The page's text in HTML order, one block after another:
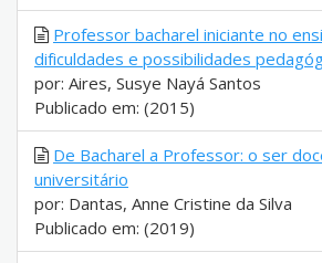
Professor bacharel iniciante no
dificuldades e possibilidades
por: Aires, Susye Nayá Santos
Publicado em: (2015)
De Bacharel a Professor: o ser
universitário
por: Dantas, Anne Cristine da Silva
Publicado em: (2019)